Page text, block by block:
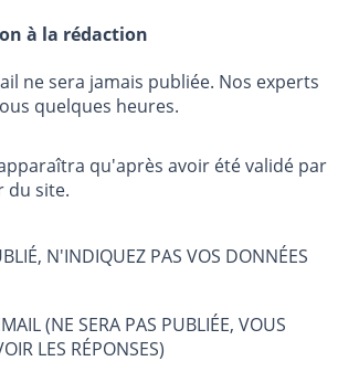
à la rédaction
ne sera jamais publiée. Nos experts
quelques heures.
qu'après avoir été validé par
du site.
N'INDIQUEZ PAS VOS DONNÉES
(NE SERA PAS PUBLIÉE, VOUS
LES RÉPONSES)